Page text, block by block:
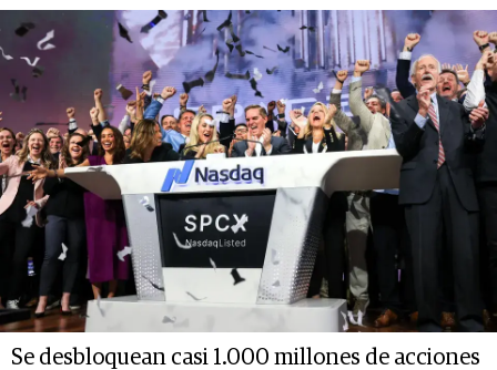
Se desbloquean casi 1.000 millones de acciones